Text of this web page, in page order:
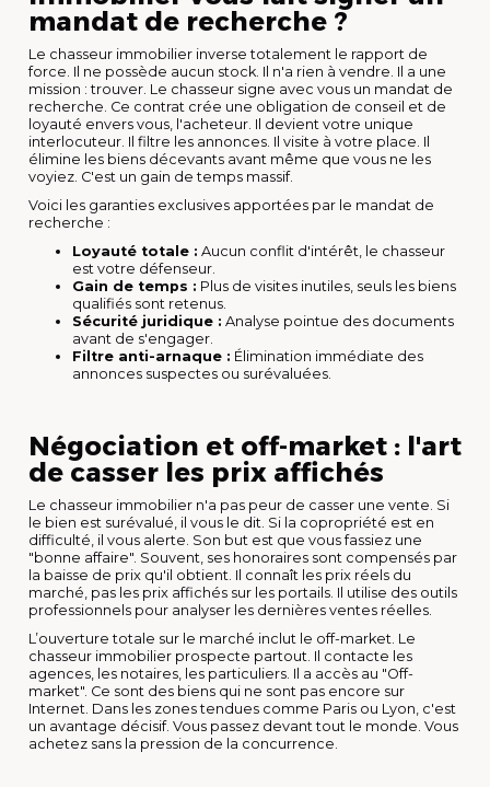
mandat de recherche ?
Le chasseur immobilier inverse totalement le rapport de
force. Il ne possède aucun stock. Il n'a rien à vendre. Il a une
mission : trouver. Le chasseur signe avec vous un mandat de
recherche. Ce contrat crée une obligation de conseil et de
loyauté envers vous, l'acheteur. Il devient votre unique
interlocuteur. Il filtre les annonces. Il visite à votre place. Il
élimine les biens décevants avant même que vous ne les
voyiez. C'est un gain de temps massif.
Voici les garanties exclusives apportées par le mandat de
recherche :
Loyauté totale : Aucun conflit d'intérêt, le chasseur
est votre défenseur.
Gain de temps : Plus de visites inutiles, seuls les biens
qualifiés sont retenus.
Sécurité juridique : Analyse pointue des documents
avant de s'engager.
Filtre anti-arnaque : Élimination immédiate des
annonces suspectes ou surévaluées.
Négociation et off-market : l'art
de casser les prix affichés
Le chasseur immobilier n'a pas peur de casser une vente. Si
le bien est surévalué, il vous le dit. Si la copropriété est en
difficulté, il vous alerte. Son but est que vous fassiez une
"bonne affaire". Souvent, ses honoraires sont compensés par
la baisse de prix qu'il obtient. Il connaît les prix réels du
marché, pas les prix affichés sur les portails. Il utilise des outils
professionnels pour analyser les dernières ventes réelles.
L’ouverture totale sur le marché inclut le off-market. Le
chasseur immobilier prospecte partout. Il contacte les
agences, les notaires, les particuliers. Il a accès au "Off-
market". Ce sont des biens qui ne sont pas encore sur
Internet. Dans les zones tendues comme Paris ou Lyon, c'est
un avantage décisif. Vous passez devant tout le monde. Vous
achetez sans la pression de la concurrence.